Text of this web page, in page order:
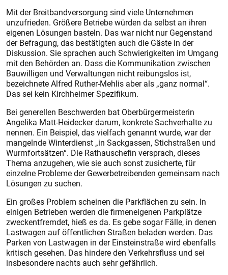
Mit der Breitbandversorgung sind viele Unternehmen
unzufrieden. Größere Betriebe würden da selbst an ihren
eigenen Lösungen basteln. Das war nicht nur Gegenstand
der Befragung, das bestätigten auch die Gäste in der
Diskussion. Sie sprachen auch Schwierigkeiten im Umgang
mit den Behörden an. Dass die Kommunikation zwischen
Bauwilligen und Verwaltungen nicht reibungslos ist,
bezeichnete Alfred Ruther-Mehlis aber als „ganz normal“.
Das sei kein Kirchheimer Spezifikum.
Bei generellen Beschwerden bat Oberbürgermeisterin
Angelika Matt-Heidecker darum, konkrete Sachverhalte zu
nennen. Ein Beispiel, das vielfach genannt wurde, war der
mangelnde Winterdienst „in Sackgassen, Stichstraßen und
Wurmfortsätzen“. Die Rathauschefin versprach, dieses
Thema anzugehen, wie sie auch sonst zusicherte, für
einzelne Probleme der Gewerbetreibenden gemeinsam nach
Lösungen zu suchen.
Ein großes Problem scheinen die Parkflächen zu sein. In
einigen Betrieben werden die firmeneigenen Parkplätze
zweckentfremdet, hieß es da. Es gebe sogar Fälle, in denen
Lastwagen auf öffentlichen Straßen beladen werden. Das
Parken von Lastwagen in der Einsteinstraße wird ebenfalls
kritisch gesehen. Das hindere den Verkehrsfluss und sei
insbesondere nachts auch sehr gefährlich.